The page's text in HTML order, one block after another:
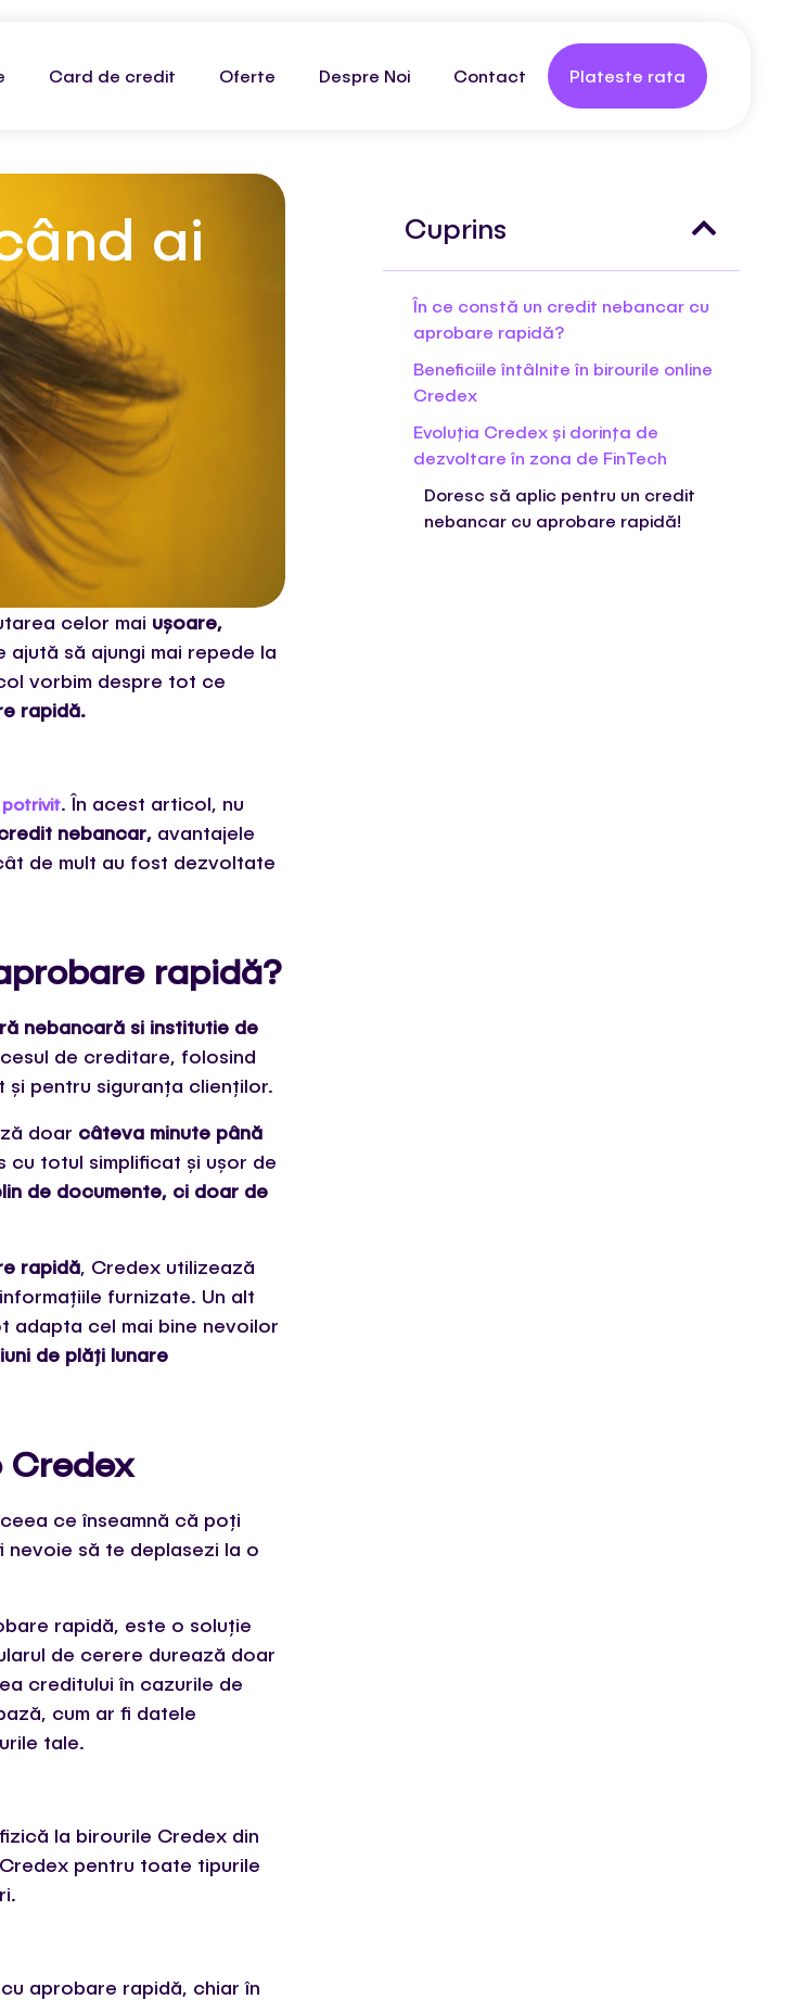
Card de credit Oferte Despre Noi Contact Plateste rata
ai
celor mai ușoare,
să ajungi mai repede la
vorbim despre tot ce
rapidă.
. În acest articol, nu
nebancar, avantajele
de mult au fost dezvoltate
rapidă?
nebancară si institutie de
de creditare, folosind
pentru siguranța clienților.
doar câteva minute până
cu totul simplificat și ușor de
de documente, ci doar de
rapidă, Credex utilizează
furnizate. Un alt
adapta cel mai bine nevoilor
de plăți lunare
Credex
ce înseamnă că poți
să te deplasezi la o
rapidă, este o soluție
de cerere durează doar
creditului în cazurile de
cum ar fi datele
tale.
la birourile Credex din
pentru toate tipurile
aprobare rapidă, chiar în
Cuprins
În ce constă un credit nebancar cu
aprobare rapidă?
Beneficiile întâlnite în birourile online
Credex
Evoluția Credex și dorința de
dezvoltare în zona de FinTech
Doresc să aplic pentru un credit
nebancar cu aprobare rapidă!